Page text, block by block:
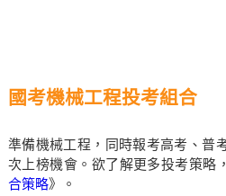
國考機械工程投考組合
準備機械工程，同時報考高考、普
次上榜機會。欲了解更多投考策略
合策略》。